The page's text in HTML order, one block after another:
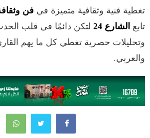
تغطية فنية وثقافية متميزة في فن
تابع الشارع 24
لتكن دائمًا في قلب
وتحليلات حصرية تغطي كل ما يهم
والعربي.